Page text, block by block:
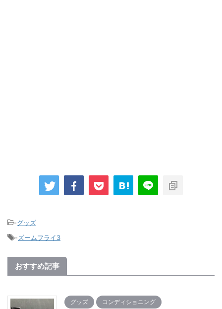
-グッズ
-ズームフライ3
おすすめ記事
グッズ コンディショニング